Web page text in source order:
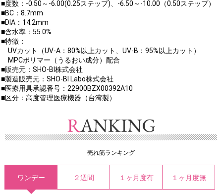
■度数：-0.50～-6.00(0.25ステップ)、-6.50～-10.00（0.50ステップ）
■BC：8.7mm
■DIA：14.2mm
■含水率：55.0%
■特徴：
UVカット（UV-A：80%以上カット、UV-B：95%以上カット）
MPCポリマー（うるおい成分）配合
■販売元：SHO-BI株式会社
■製造販売元：SHO-BI Labo株式会社
■医療用具承認番号：22900BZX00392A10
■区分：高度管理医療機器（台湾製）
売れ筋ランキング
ワンデー ２週間 １ヶ月度有 １ヶ月度無